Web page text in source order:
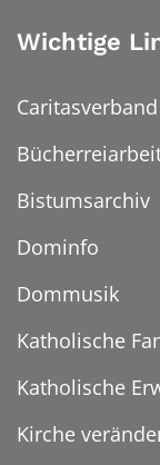
Wichtige
Bistumsarchiv
Dominfo
Dommusik
Katholische
Katholische
Kirche